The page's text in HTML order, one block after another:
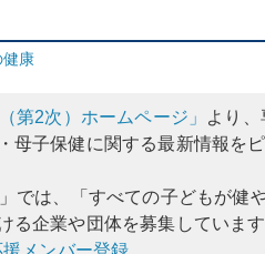
康
第2次）ホームページ」
より、
母子保健に関する最新情報を
では、「すべての子どもが健
る企業や団体を募集していま
メンバー登録